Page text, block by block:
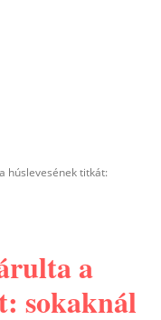
húslevesének titkát:
a
sokaknál